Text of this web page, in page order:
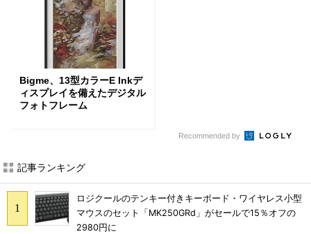
Bigme、13型カラーE Inkデ
ィスプレイを備えたデジタル
フォトフレーム
Recommended by
記事ランキング
ロジクールのテンキー付きキーボード・ワイヤレス小型
マウスのセット「MK250GRd」がセールで15％オフの
2980円に